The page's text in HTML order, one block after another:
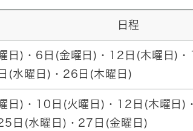
日程
日)・6日(金曜日)・12日(木曜日)
(水曜日)・26日(木曜日)
日)・10日(火曜日)・12日(木曜日)
日(水曜日)・27日(金曜日)